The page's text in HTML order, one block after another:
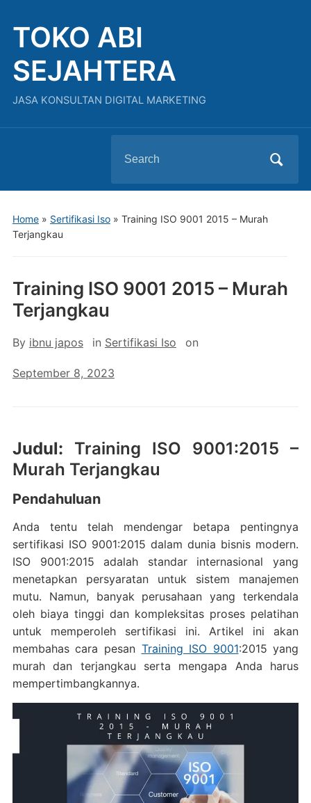
TOKO ABI
SEJAHTERA
JASA KONSULTAN DIGITAL MARKETING
for:
Home» Sertifikasi Iso» Training ISO 9001 2015 – Murah
Terjangkau
Training ISO 9001 2015 – Murah
Terjangkau
By ibnu japos in Sertifikasi Iso on
September 8, 2023
Judul: Training ISO 9001:2015 –
Murah Terjangkau
Pendahuluan
Anda tentu telah mendengar betapa pentingnya
sertifikasi ISO 9001:2015 dalam dunia bisnis modern.
ISO 9001:2015 adalah standar internasional yang
menetapkan persyaratan untuk sistem manajemen
mutu. Namun, banyak perusahaan yang terkendala
oleh biaya tinggi dan kompleksitas proses pelatihan
untuk memperoleh sertifikasi ini. Artikel ini akan
membahas cara pesan Training ISO 9001:2015 yang
murah dan terjangkau serta mengapa Anda harus
mempertimbangkannya.